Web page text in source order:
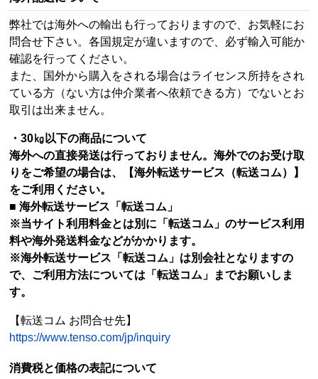
弊社では海外への輸出も行っておりますので、お気軽にお
問合せ下さい。各国規定が違いますので、必ず輸入可能か
確認を行ってください。
また、国外から購入をされる場合はライセンス所持をされ
ている方（ない方は仲介業者へ依頼できる方）でないとお
取引は出来ません。
・30㎏以下の商品について
海外への直接発送は行っておりません。海外でのお受け取
りをご希望の場合は、【海外転送サービス（転送コム）】
をご利用ください。
■ 海外転送サービス「転送コム」
※当サイト利用料金とは別に「転送コム」のサービス利用
料や海外発送料金などがかかります。
※海外転送サービス「転送コム」は別会社となりますの
で、ご利用方法については「転送コム」までお願いしま
す。
【転送コム お問合せ先】
https://www.tenso.com/jp/inquiry
消費税と価格の表記について